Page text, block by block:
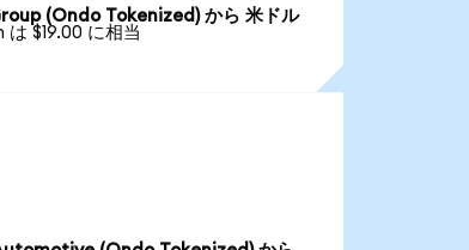
(Ondo Tokenized) から 米ドル
は $19.00 に相当